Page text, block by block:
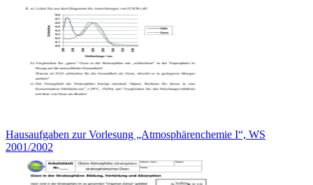
Hausaufgaben zur Vorlesung „Atmosphärenchemie I“, WS
2001/2002